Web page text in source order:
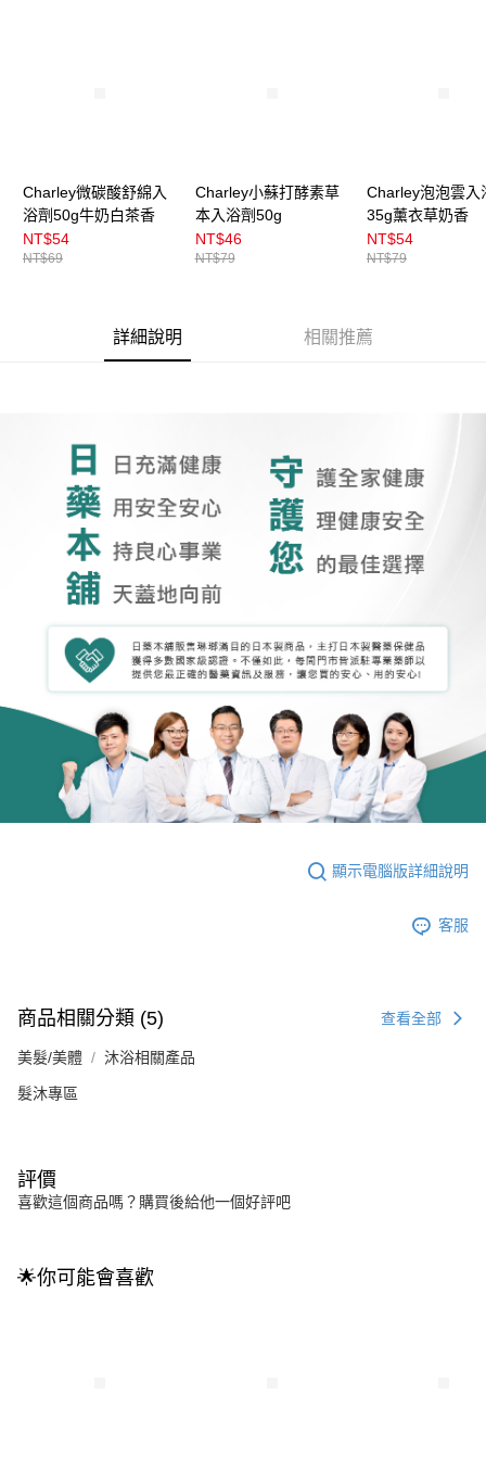
Charley微碳酸舒綿入
浴劑50g牛奶白茶香
NT$54
NT$69
Charley小蘇打酵素草
本入浴劑50g
NT$46
NT$79
Charley泡泡雲入
35g薰衣草奶香
NT$54
NT$79
詳細說明 相關推薦
顯示電腦版詳細說明
客服
商品相關分類 (5) 查看全部
美髮/美體 沐浴相關產品
髮沐專區
評價
喜歡這個商品嗎？購買後給他一個好評吧
🌟你可能會喜歡